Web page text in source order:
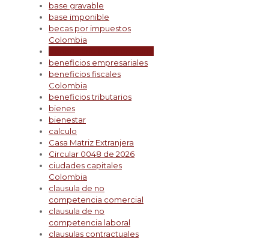
base gravable
base imponible
becas por impuestos
Colombia
beneficios empresariales
beneficios fiscales
Colombia
beneficios tributarios
bienes
bienestar
calculo
Casa Matriz Extranjera
Circular 0048 de 2026
ciudades capitales
Colombia
clausula de no
competencia comercial
clausula de no
competencia laboral
clausulas contractuales